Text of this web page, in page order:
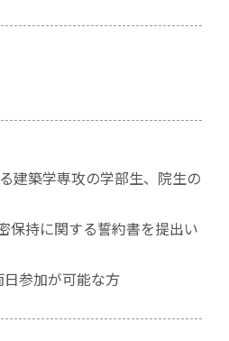
建築学専攻の学部生、院生の
保持に関する誓約書を提出い
参加が可能な方